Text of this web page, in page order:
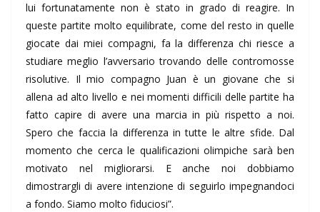
lui fortunatamente non è stato in grado di reagire. In
queste partite molto equilibrate, come del resto in quelle
giocate dai miei compagni, fa la differenza chi riesce a
studiare meglio l’avversario trovando delle contromosse
risolutive. Il mio compagno Juan è un giovane che si
allena ad alto livello e nei momenti difficili delle partite ha
fatto capire di avere una marcia in più rispetto a noi.
Spero che faccia la differenza in tutte le altre sfide. Dal
momento che cerca le qualificazioni olimpiche sarà ben
motivato nel migliorarsi. E anche noi dobbiamo
dimostrargli di avere intenzione di seguirlo impegnandoci
a fondo. Siamo molto fiduciosi”.